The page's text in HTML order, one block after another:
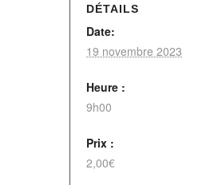
DÉTAILS
Date:
19 novembre 2023
Heure :
9h00
Prix :
2,00€